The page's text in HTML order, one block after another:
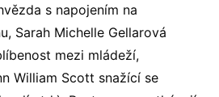
s napojením na
Sarah Michelle Gellarová
mezi mládeží,
William Scott snažící se